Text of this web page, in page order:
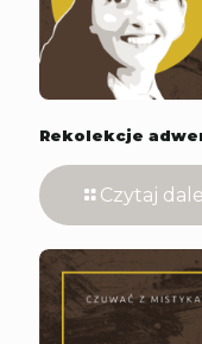
Rekolekcje
Czytaj